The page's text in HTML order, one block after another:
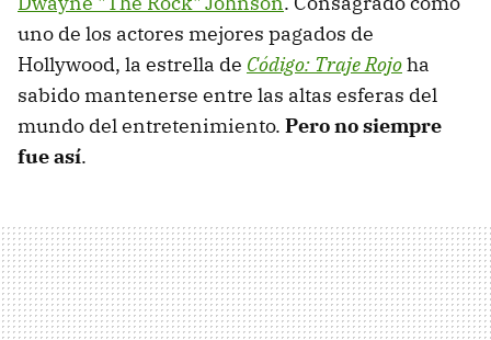
uno de los actores mejores pagados de
Hollywood, la estrella de Código: Traje Rojoha
sabido mantenerse entre las altas esferas del
mundo del entretenimiento. Pero no siempre
fue así.